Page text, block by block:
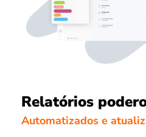
Relatórios
Automatizados e